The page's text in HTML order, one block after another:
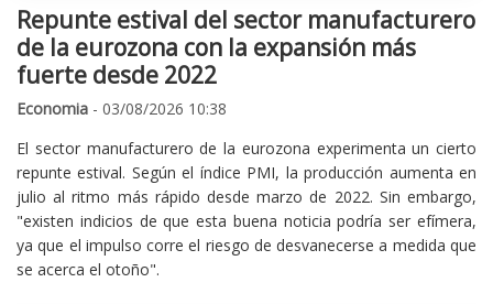
Repunte estival del sector manufacturero
de la eurozona con la expansión más
fuerte desde 2022
Economia - 03/08/2026 10:38
El sector manufacturero de la eurozona experimenta un cierto
repunte estival. Según el índice PMI, la producción aumenta en
julio al ritmo más rápido desde marzo de 2022. Sin embargo,
"existen indicios de que esta buena noticia podría ser efímera,
ya que el impulso corre el riesgo de desvanecerse a medida que
se acerca el otoño".